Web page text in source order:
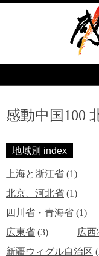
感動中国100
地域別 index
上海と浙江省 (1)
北京、河北省 (1)
四川省・青海省 (1)
広東省 (3) 広
新疆ウィグル自治区